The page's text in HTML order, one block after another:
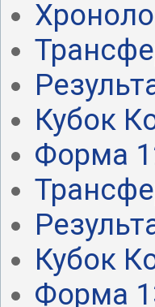
Кубок
Форма
Кубок
Форма